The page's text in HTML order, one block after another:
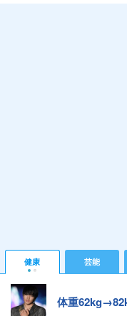
健康 芸能
体重